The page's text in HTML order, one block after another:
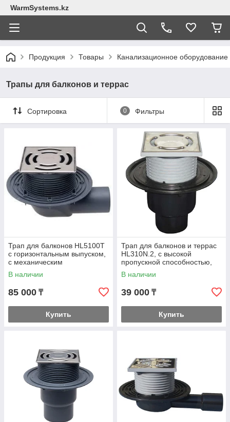
WarmSystems.kz
Продукция Товары Канализационное оборудование
Трапы для балконов и террас
Сортировка 0 Фильтры
Трап для балконов HL5100T
с горизонтальным выпуском,
с механическим
незамерзающим
запахозапирающим
В наличии
85 000 ₸
Купить
Трап для балконов и террас
HL310N.2, с высокой
пропускной способностью,
DN50/75/110,
В наличии
39 000 ₸
Купить